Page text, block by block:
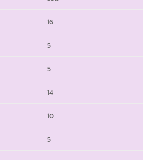
16
5
5
14
10
5